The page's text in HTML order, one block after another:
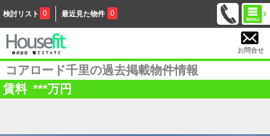
検討リスト 0 最近見た物件 0
お問合せ
コアロード千里の過去掲載物件情報
賃料 ***万円